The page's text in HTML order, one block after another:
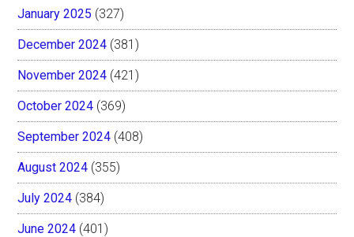
January 2025 (327)
December 2024 (381)
November 2024 (421)
October 2024 (369)
September 2024 (408)
August 2024 (355)
July 2024 (384)
June 2024 (401)